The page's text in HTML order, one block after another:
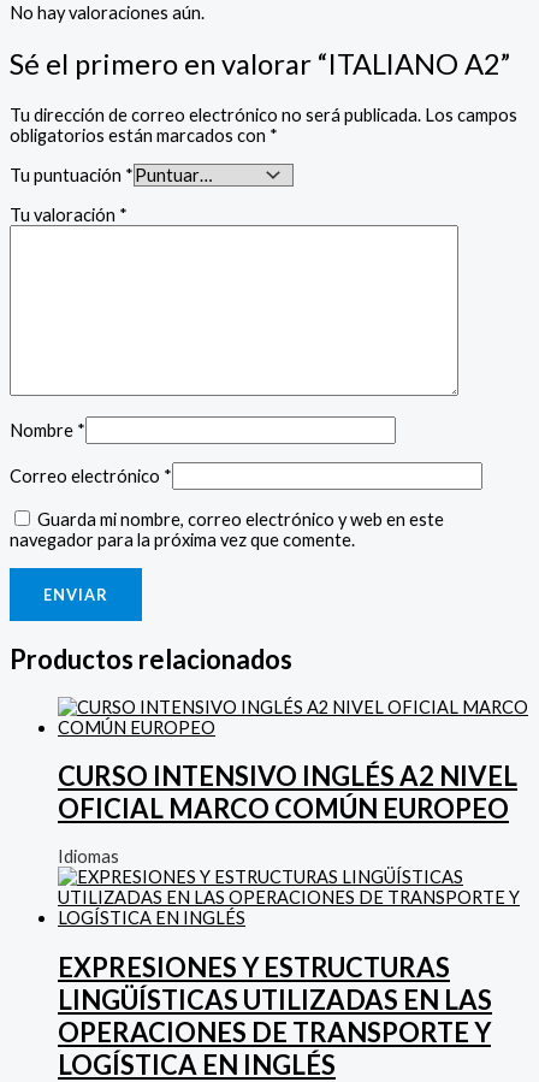
No hay valoraciones aún.
Sé el primero en valorar “ITALIANO A2”
Tu dirección de correo electrónico no será publicada. Los campos
obligatorios están marcados con *
Tu puntuación *
Tu valoración *
Nombre *
Correo electrónico *
Guarda mi nombre, correo electrónico y web en este
navegador para la próxima vez que comente.
Productos relacionados
CURSO INTENSIVO INGLÉS A2 NIVEL
OFICIAL MARCO COMÚN EUROPEO
Idiomas
EXPRESIONES Y ESTRUCTURAS
LINGÜÍSTICAS UTILIZADAS EN LAS
OPERACIONES DE TRANSPORTE Y
LOGÍSTICA EN INGLÉS